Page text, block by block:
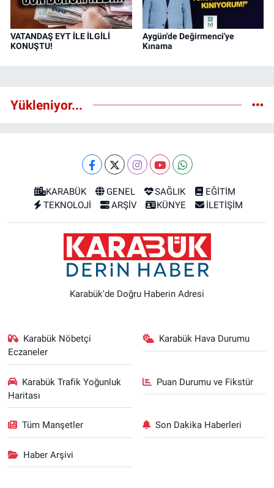
VATANDAŞ EYT İLE İLGİLİ
KONUŞTU!
Aygün'de Değirmenci'ye
Kınama
Yükleniyor...
KARABÜK GENEL SAĞLIK
EĞİTİM
TEKNOLOJİ
ARŞİV KÜNYE İLETİŞİM
Karabük'de Doğru Haberin Adresi
Karabük Nöbetçi
Eczaneler
Karabük Hava Durumu
Karabük Trafik Yoğunluk
Haritası
Puan Durumu ve Fikstür
Tüm Manşetler Son Dakika Haberleri
Haber Arşivi